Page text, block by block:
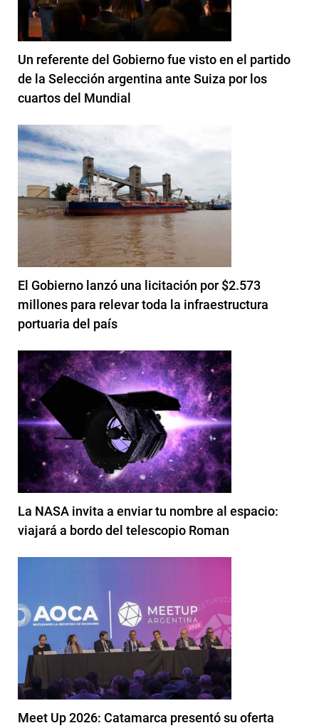
Un referente del Gobierno fue visto en el partido
de la Selección argentina ante Suiza por los
cuartos del Mundial
El Gobierno lanzó una licitación por $2.573
millones para relevar toda la infraestructura
portuaria del país
La NASA invita a enviar tu nombre al espacio:
viajará a bordo del telescopio Roman
Meet Up 2026: Catamarca presentó su oferta